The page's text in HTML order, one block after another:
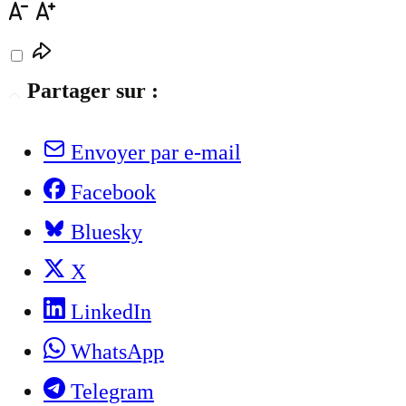
Partager sur :
Envoyer par e-mail
Facebook
Bluesky
X
LinkedIn
WhatsApp
Telegram